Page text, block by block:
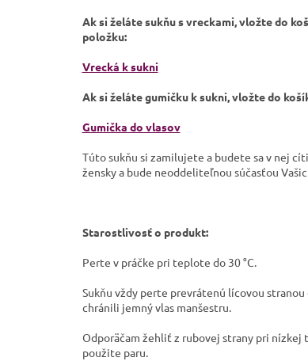
Ak si želáte sukňu s vreckami, vložte do
položku:
Vrecká k sukni
Ak si želáte gumičku k sukni, vložte do
Gumička do vlasov
Túto sukňu si zamilujete a budete sa v nej
žensky a bude neoddeliteľnou súčasťou
Starostlivosť o produkt:
​Perte v práčke pri teplote do 30 °C.
​Sukňu vždy perte prevrátenú lícovou stranou
chránili jemný vlas manšestru.
​​Odporäčam žehliť z rubovej strany pri nízkej
použite paru.